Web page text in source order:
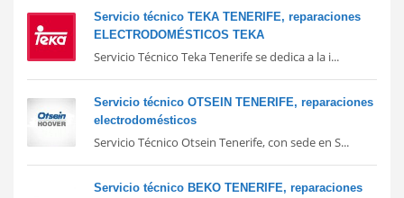
Servicio técnico TEKA TENERIFE, reparaciones
ELECTRODOMÉSTICOS TEKA
Servicio Técnico Teka Tenerife se dedica a la i...
Servicio técnico OTSEIN TENERIFE, reparaciones
electrodomésticos
Servicio Técnico Otsein Tenerife, con sede en S...
Servicio técnico BEKO TENERIFE, reparaciones